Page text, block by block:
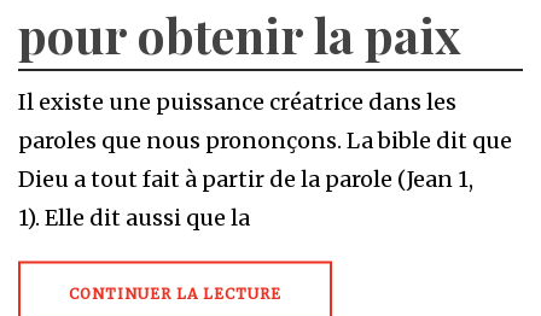
pour obtenir la paix
Il existe une puissance créatrice dans les
paroles que nous prononçons. La bible dit que
Dieu a tout fait à partir de la parole (Jean 1,
1). Elle dit aussi que la
CONTINUER LA LECTURE